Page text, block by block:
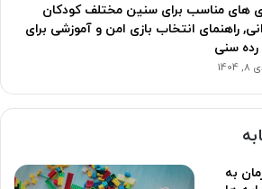
های مناسب برای سنین مختلف کودکان
راهنمای انتخاب بازی امن و آموزشی برای
سنی
1404
به